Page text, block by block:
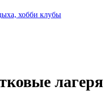
хобби клубы
лагеря